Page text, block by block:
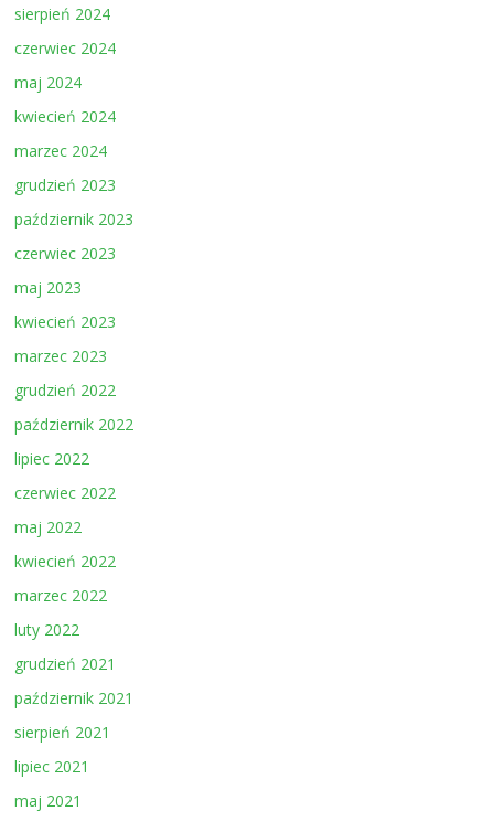
sierpień 2024
czerwiec 2024
maj 2024
kwiecień 2024
marzec 2024
grudzień 2023
październik 2023
czerwiec 2023
maj 2023
kwiecień 2023
marzec 2023
grudzień 2022
październik 2022
lipiec 2022
czerwiec 2022
maj 2022
kwiecień 2022
marzec 2022
luty 2022
grudzień 2021
październik 2021
sierpień 2021
lipiec 2021
maj 2021